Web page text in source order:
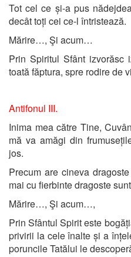
Tot cel ce și-a pus
decât toți cei ce-l întristează.
Mărire…, Şi acum…
Prin Spiritul Sfânt izvorăsc
toată făptura, spre rodire de
Antifonul III.
Inima mea către Tine,
mă va amăgi din
jos.
Precum are cineva
mai cu fierbinte dragoste
Mărire…, Şi acum…,
Prin Sfântul Spirit este
privirii la cele înalte și a
poruncile Tatălui le